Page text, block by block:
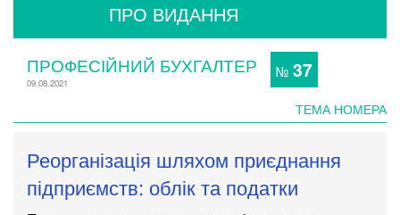
ПРО ВИДАННЯ
ПРОФЕСІЙНИЙ БУХГАЛТЕР
09.08.2021
№ 37
ТЕМА НОМЕРА
Реорганізація шляхом приєднання
підприємств: облік та податки